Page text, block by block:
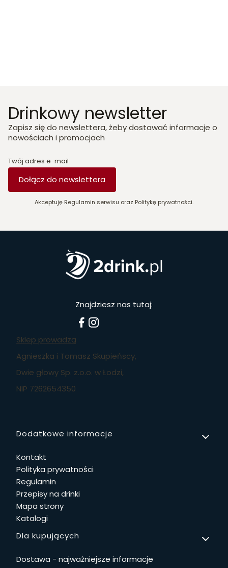
Drinkowy newsletter
Zapisz się do newslettera, żeby dostawać informacje o
nowościach i promocjach
Twój adres e-mail
Dołącz do newslettera
Akceptuję Regulamin serwisu oraz Politykę prywatności.
Znajdziesz nas tutaj:
Sklep prowadzą
Agnieszka i Tomasz Skupieńscy,
Dwie głowy Sp. z.o.o. w Łodzi,
NIP 7262654350
Linki w stopce
Dodatkowe informacje
Kontakt
Polityka prywatności
Regulamin
Przepisy na drinki
Mapa strony
Katalogi
Dla kupujących
Dostawa - najważniejsze informacje